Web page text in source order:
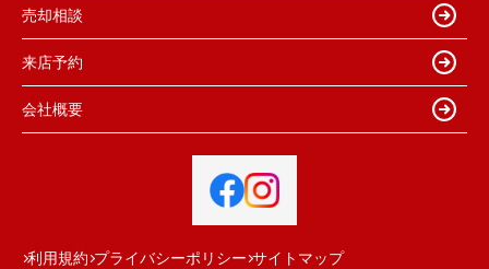
売却相談
来店予約
会社概要
利用規約 プライバシーポリシー サイトマップ